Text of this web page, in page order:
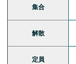
集合
解散
定員